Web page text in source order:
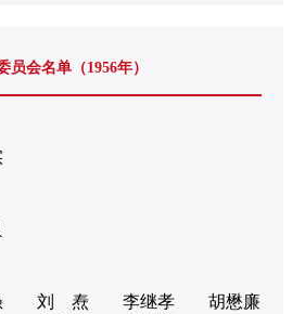
员会名单（1956年）
刘 焘 李继孝
胡懋廉